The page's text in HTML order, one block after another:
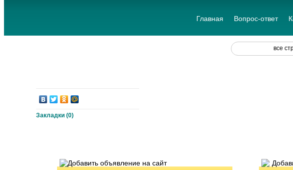
Главная Вопрос-ответ
Закладки (0)
все